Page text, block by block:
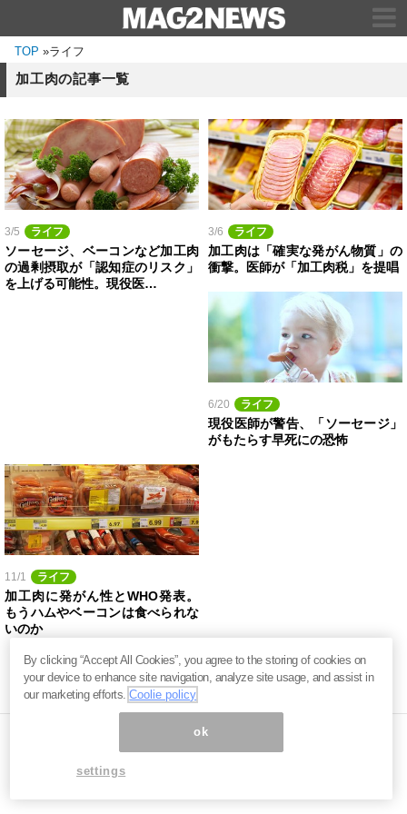
TOP »ライフ
加工肉の記事一覧
3/5 ライフ
ソーセージ、ベーコンなど加工肉
の過剰摂取が「認知症のリスク」
を上げる可能性。現役医…
3/6 ライフ
加工肉は「確実な発がん物質」の
衝撃。医師が「加工肉税」を提唱
6/20 ライフ
現役医師が警告、「ソーセージ」
がもたらす早死にの恐怖
11/1 ライフ
加工肉に発がん性とWHO発表。
もうハムやベーコンは食べられな
いのか
ページ内の商標は全て商標権者に属します。無断転載を禁じます。 ©
By clicking “Accept All Cookies”, you agree to the storing of cookies on
your device to enhance site navigation, analyze site usage, and assist in
our marketing efforts.Coolie policy
ok
settings